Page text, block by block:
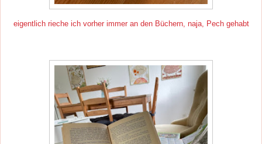
eigentlich rieche ich vorher immer an den Büchern, naja, Pech gehabt